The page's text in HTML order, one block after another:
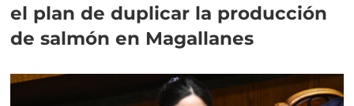
el plan de duplicar la producción
de salmón en Magallanes